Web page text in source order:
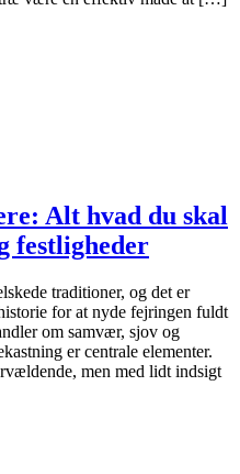
Alt hvad du skal
festligheder
traditioner, og det er
for at nyde fejringen fuldt
om samvær, sjov og
er centrale elementer.
men med lidt indsigt